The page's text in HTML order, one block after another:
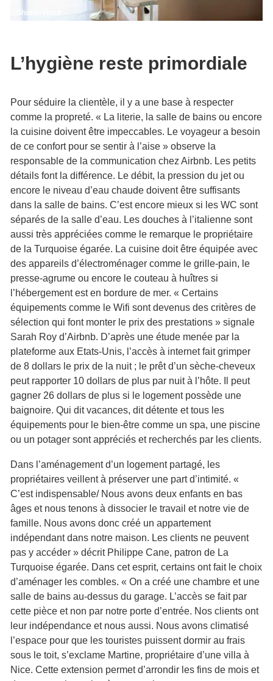
Shutterstock
L’hygiène reste primordiale
Pour séduire la clientèle, il y a une base à respecter
comme la propreté. « La literie, la salle de bains ou encore
la cuisine doivent être impeccables. Le voyageur a besoin
de ce confort pour se sentir à l’aise » observe la
responsable de la communication chez Airbnb. Les petits
détails font la différence. Le débit, la pression du jet ou
encore le niveau d’eau chaude doivent être suffisants
dans la salle de bains. C’est encore mieux si les WC sont
séparés de la salle d’eau. Les douches à l’italienne sont
aussi très appréciées comme le remarque le propriétaire
de la Turquoise égarée. La cuisine doit être équipée avec
des appareils d’électroménager comme le grille-pain, le
presse-agrume ou encore le couteau à huîtres si
l’hébergement est en bordure de mer. « Certains
équipements comme le Wifi sont devenus des critères de
sélection qui font monter le prix des prestations » signale
Sarah Roy d’Airbnb. D’après une étude menée par la
plateforme aux Etats-Unis, l’accès à internet fait grimper
de 8 dollars le prix de la nuit ; le prêt d’un sèche-cheveux
peut rapporter 10 dollars de plus par nuit à l’hôte. Il peut
gagner 26 dollars de plus si le logement possède une
baignoire. Qui dit vacances, dit détente et tous les
équipements pour le bien-être comme un spa, une piscine
ou un potager sont appréciés et recherchés par les clients.
Dans l’aménagement d’un logement partagé, les
propriétaires veillent à préserver une part d’intimité. «
C’est indispensable/ Nous avons deux enfants en bas
âges et nous tenons à dissocier le travail et notre vie de
famille. Nous avons donc créé un appartement
indépendant dans notre maison. Les clients ne peuvent
pas y accéder » décrit Philippe Cane, patron de La
Turquoise égarée. Dans cet esprit, certains ont fait le choix
d’aménager les combles. « On a créé une chambre et une
salle de bains au-dessus du garage. L’accès se fait par
cette pièce et non par notre porte d’entrée. Nos clients ont
leur indépendance et nous aussi. Nous avons climatisé
l’espace pour que les touristes puissent dormir au frais
sous le toit, s’exclame Martine, propriétaire d’une villa à
Nice. Cette extension permet d’arrondir les fins de mois et